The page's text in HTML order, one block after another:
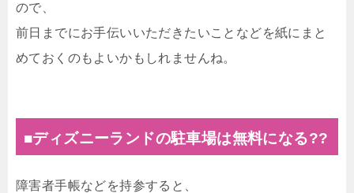
ので、
前日までにお手伝いいただきたいことなどを紙にまと
めておくのもよいかもしれませんね。
■ディズニーランドの駐車場は無料になる??
障害者手帳などを持参すると、